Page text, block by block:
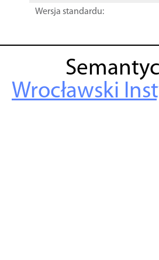
Wersja standardu:
Wrocławski